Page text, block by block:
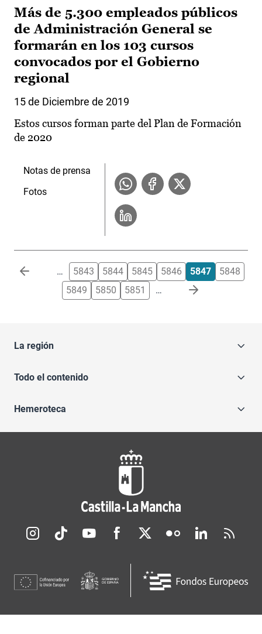
Más de 5.300 empleados públicos
de Administración General se
formarán en los 103 cursos
convocados por el Gobierno
regional
15 de Diciembre de 2019
Estos cursos forman parte del Plan de Formación
de 2020
Notas de prensa
Fotos
Paginación … 5843 5844 5845 5846 5847
5848
5849
5850 5851 …
La región
Todo el contenido
Hemeroteca
Redes sociales JCCM